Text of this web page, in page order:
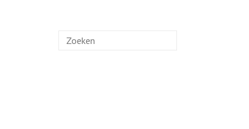
Zoek